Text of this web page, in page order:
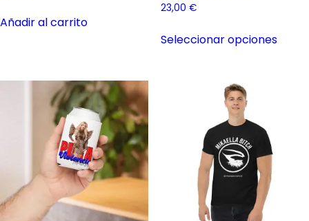
Añadir al carrito
23,00 €
Seleccionar opciones